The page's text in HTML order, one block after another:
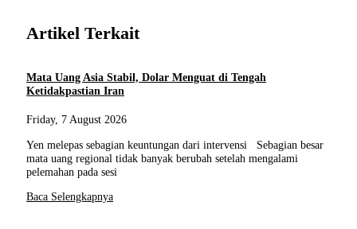
Artikel Terkait
Mata Uang Asia Stabil, Dolar Menguat di Tengah
Ketidakpastian Iran
Friday, 7 August 2026
Yen melepas sebagian keuntungan dari intervensi Sebagian besar
mata uang regional tidak banyak berubah setelah mengalami
pelemahan pada sesi
Baca Selengkapnya